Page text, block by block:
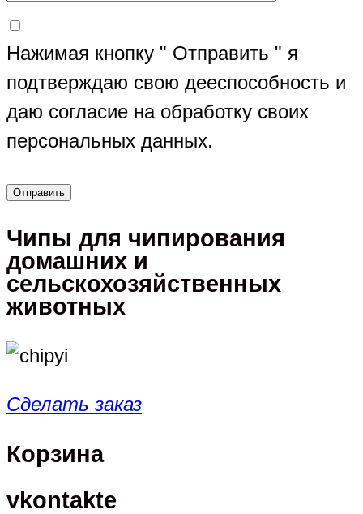
Нажимая кнопку " Отправить " я
подтверждаю свою дееспособность и
даю согласие на обработку своих
персональных данных.
Чипы для чипирования
домашних и
сельскохозяйственных
животных
Сделать заказ
Корзина
vkontakte